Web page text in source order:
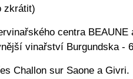
zkrátit)
centra BEAUNE
vinařství Burgundska -
Challon sur Saone a Givri.